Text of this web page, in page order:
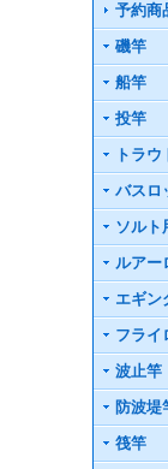
予約商
磯竿
船竿
投竿
トラ
バスロ
ソルト
ルアー
エギン
フライ
波止竿
防波堤
筏竿